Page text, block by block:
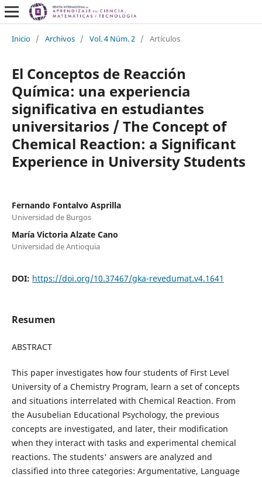
Inicio / Archivos / Vol. 4 Núm. 2 / Artículos
El Conceptos de Reacción
Química: una experiencia
significativa en estudiantes
universitarios / The Concept of
Chemical Reaction: a Significant
Experience in University Students
Fernando Fontalvo Asprilla
Universidad de Burgos
María Victoria Alzate Cano
Universidad de Antioquia
DOI: https://doi.org/10.37467/gka-revedumat.v4.1641
Resumen
ABSTRACT
This paper investigates how four students of First Level
University of a Chemistry Program, learn a set of concepts
and situations interrelated with Chemical Reaction. From
the Ausubelian Educational Psychology, the previous
concepts are investigated, and later, their modification
when they interact with tasks and experimental chemical
reactions. The students' answers are analyzed and
classified into three categories: Argumentative, Language